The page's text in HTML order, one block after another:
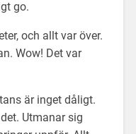
go.
och allt var över.
Wow! Det var
är inget dåligt.
Utmanar sig